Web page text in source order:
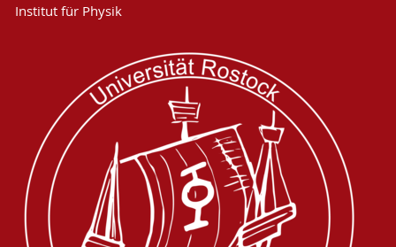
Institut für Physik